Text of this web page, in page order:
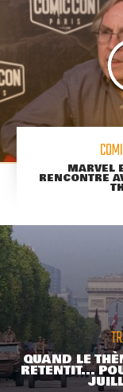
MARVEL
RENCONTRE
QUAND LE
RETENTIT...